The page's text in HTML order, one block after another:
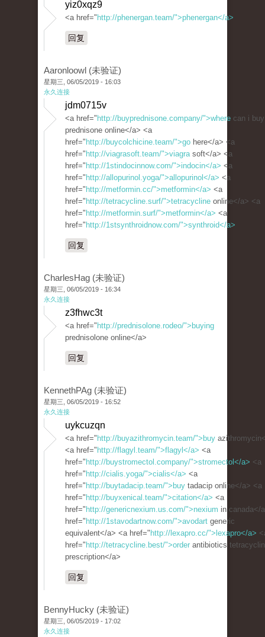
yiz0xqz9
<a href=" http://phenergan.team/">phenergan</a>
回复
Aaronloowl (未验证)
星期三, 06/05/2019 - 16:03
永久连接
jdm0715v
<a href=" http://buyprednisone.company/">where can i buy
prednisone online</a> <a
href=" http://buycolchicine.team/">go here</a> <a
href=" http://viagrasoft.team/">viagrasoft</a> <a
href=" http://1stindocinnow.com/">indocin</a> <a
href=" http://allopurinol.yoga/">allopurinol</a> <a
href=" http://metformin.cc/">metformin</a> <a
href=" http://tetracycline.surf/">tetracycline online</a> <a
href=" http://metformin.surf/">metformin</a> <a
href=" http://1stsynthroidnow.com/">synthroid</a>
回复
CharlesHag (未验证)
星期三, 06/05/2019 - 16:34
永久连接
z3fhwc3t
<a href=" http://prednisolone.rodeo/">buying
prednisolone online</a>
回复
KennethPAg (未验证)
星期三, 06/05/2019 - 16:52
永久连接
uykcuzqn
<a href=" http://buyazithromycin.team/">buy
<a href=" http://flagyl.team/">flagyl</a> <a
href=" http://buystromectol.company/">stromectol</a> <a
href=" http://cialis.yoga/">cialis</a> <a
href=" http://buytadacip.team/">buy tadacip online</a> <a
href=" http://buyxenical.team/">citation</a> <a
href=" http://genericnexium.us.com/">nexium in canada</
href=" http://1stavodartnow.com/">avodart generic
equivalent</a> <a href=" http://lexapro.cc/">lexapro</a>
href=" http://tetracycline.best/">order antibiotics
prescription</a>
回复
BennyHucky (未验证)
星期三, 06/05/2019 - 17:02
永久连接